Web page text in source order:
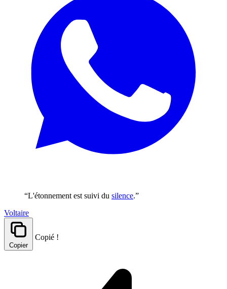
“L'étonnement est suivi du silence.”
Voltaire
Copier
Copié !